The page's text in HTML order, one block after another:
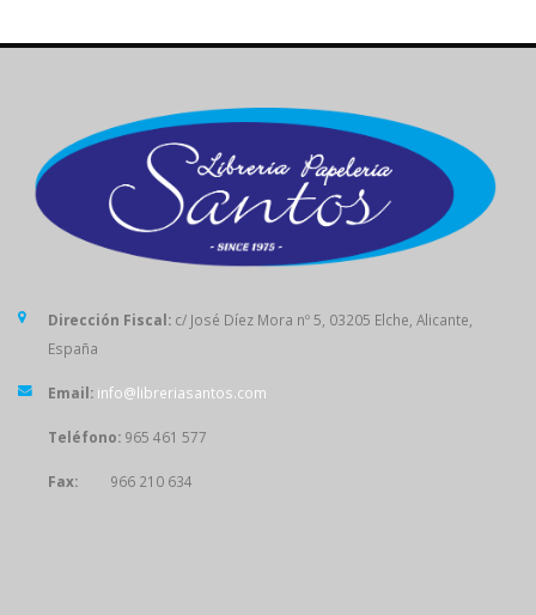
Dirección Fiscal: c/ José Díez Mora nº 5, 03205 Elche, Alicante,
España
Email: info@libreriasantos.com
Teléfono: 965 461 577
Fax: 966 210 634